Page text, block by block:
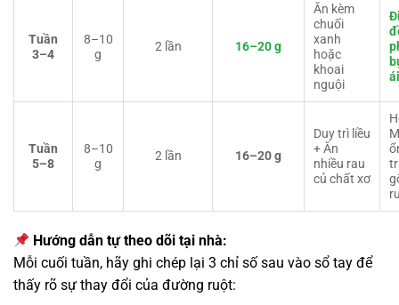
Tuần
3–4
8–10
g
2 lần 16–20 g
Ăn kèm
chuối
xanh
hoặc
khoai
nguội
Tuần
5–8
8–10
g
2 lần 16–20 g
Duy trì liều
+ Ăn
nhiều rau
củ chất xơ
Hướng dẫn tự theo dõi tại nhà:
Mỗi cuối tuần, hãy ghi chép lại 3 chỉ số sau vào sổ tay để
thấy rõ sự thay đổi của đường ruột: